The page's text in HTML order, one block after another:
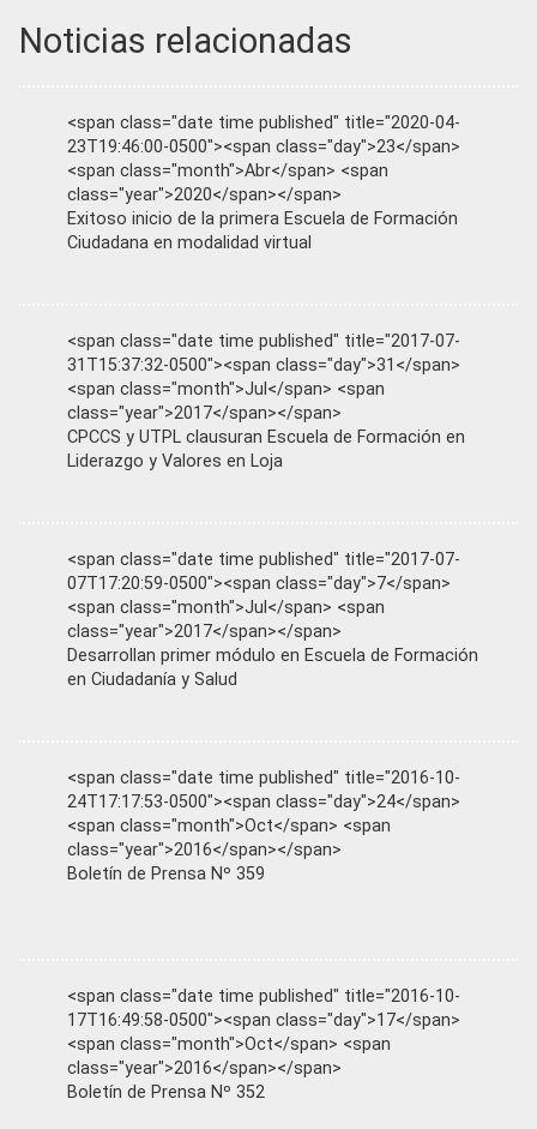
Noticias relacionadas
<span class="date time published" title="2020-04-
23T19:46:00-0500"><span class="day">23</span>
<span class="month">Abr</span> <span
class="year">2020</span></span>
Exitoso inicio de la primera Escuela de Formación
Ciudadana en modalidad virtual
<span class="date time published" title="2017-07-
31T15:37:32-0500"><span class="day">31</span>
<span class="month">Jul</span> <span
class="year">2017</span></span>
CPCCS y UTPL clausuran Escuela de Formación en
Liderazgo y Valores en Loja
<span class="date time published" title="2017-07-
07T17:20:59-0500"><span class="day">7</span>
<span class="month">Jul</span> <span
class="year">2017</span></span>
Desarrollan primer módulo en Escuela de Formación
en Ciudadanía y Salud
<span class="date time published" title="2016-10-
24T17:17:53-0500"><span class="day">24</span>
<span class="month">Oct</span> <span
class="year">2016</span></span>
Boletín de Prensa Nº 359
<span class="date time published" title="2016-10-
17T16:49:58-0500"><span class="day">17</span>
<span class="month">Oct</span> <span
class="year">2016</span></span>
Boletín de Prensa Nº 352